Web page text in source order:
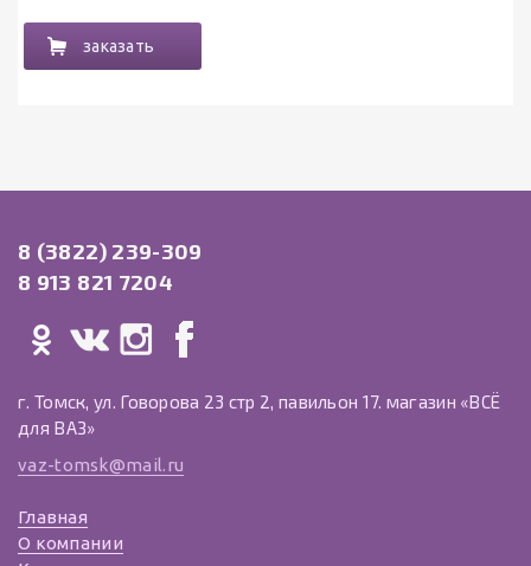
заказать
8 (3822) 239-309
8 913 821 7204
г. Томск, ул. Говорова 23 стр 2, павильон 17. магазин «ВСЁ
для ВАЗ»
vaz-tomsk@mail.ru
Главная
О компании